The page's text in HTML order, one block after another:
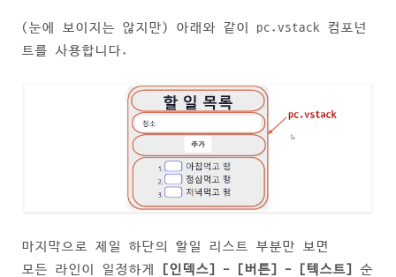
(눈에 보이지는 않지만) 아래와 같이 pc.vstack 컴포넌
트를 사용합니다.
마지막으로 제일 하단의 할일 리스트 부분만 보면
모든 라인이 일정하게
[인덱스] - [버튼] - [텍스트]
순